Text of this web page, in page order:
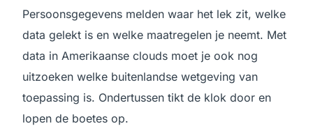
Persoonsgegevens melden waar het lek zit, welke
data gelekt is en welke maatregelen je neemt. Met
data in Amerikaanse clouds moet je ook nog
uitzoeken welke buitenlandse wetgeving van
toepassing is. Ondertussen tikt de klok door en
lopen de boetes op.